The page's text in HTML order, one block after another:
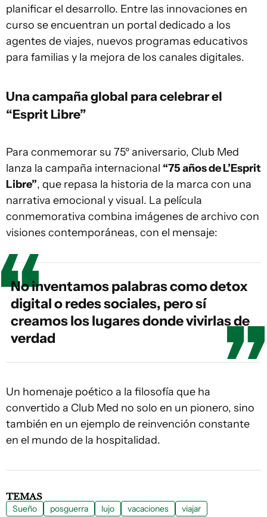
planificar el desarrollo. Entre las innovaciones en
curso se encuentran un portal dedicado a los
agentes de viajes, nuevos programas educativos
para familias y la mejora de los canales digitales.
Una campaña global para celebrar el
“Esprit Libre”
Para conmemorar su 75º aniversario, Club Med
lanza la campaña internacional “75 años de L’Esprit
Libre”, que repasa la historia de la marca con una
narrativa emocional y visual. La película
conmemorativa combina imágenes de archivo con
visiones contemporáneas, con el mensaje:
No inventamos palabras como detox
digital o redes sociales, pero sí
creamos los lugares donde vivirlas de
verdad
Un homenaje poético a la filosofía que ha
convertido a Club Med no solo en un pionero, sino
también en un ejemplo de reinvención constante
en el mundo de la hospitalidad.
TEMAS
Sueño posguerra lujo vacaciones viajar